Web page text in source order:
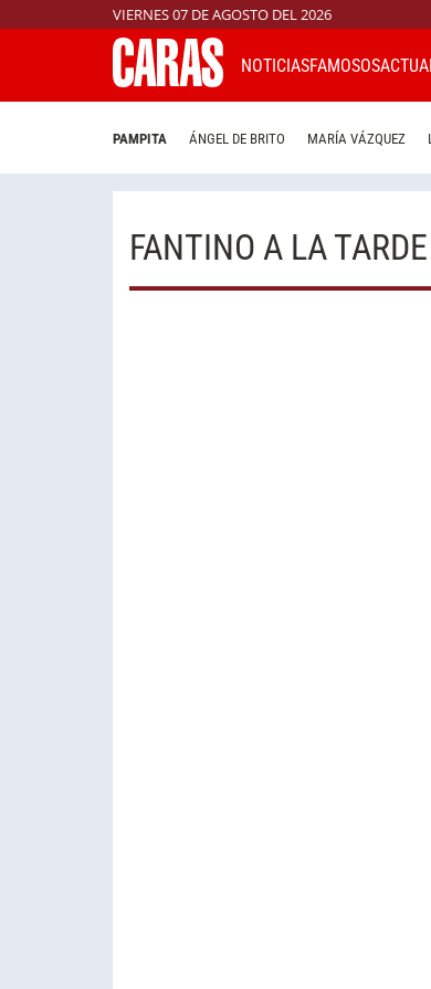
VIERNES 07 DE AGOSTO DEL 2026
NOTICIASFAMOSOS
PAMPITA ÁNGEL DE BRITO MARÍA VÁZQUEZ
FANTINO A LA TARDE